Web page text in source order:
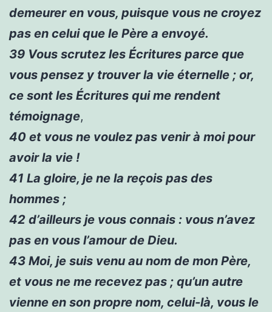
demeurer en vous, puisque vous ne croyez
pas en celui que le Père a envoyé.
39 Vous scrutez les Écritures parce que
vous pensez y trouver la vie éternelle ; or,
ce sont les Écritures qui me rendent
témoignage,
40 et vous ne voulez pas venir à moi pour
avoir la vie !
41 La gloire, je ne la reçois pas des
hommes ;
42 d’ailleurs je vous connais : vous n’avez
pas en vous l’amour de Dieu.
43 Moi, je suis venu au nom de mon Père,
et vous ne me recevez pas ; qu’un autre
vienne en son propre nom, celui-là, vous le